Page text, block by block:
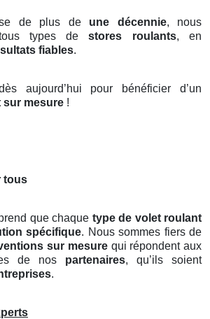
de plus de une décennie, nous
tous types destores roulants, en
fiables.
aujourd’hui pour bénéficier d’un
sur mesure !
tous
que chaque type de volet roulant
spécifique. Nous sommes fiers de
sur mesurequi répondent aux
de nos partenaires, qu’ils soient
.